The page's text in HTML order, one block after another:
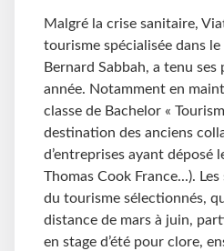
Malgré la crise sanitaire,
tourisme spécialisée dans
Bernard Sabbah, a tenu ses
année. Notamment en
classe de Bachelor «
destination des anciens
d’entreprises ayant déposé
Thomas Cook France...).
du tourisme sélectionnés,
distance de mars à juin,
en stage d’été pour clore,